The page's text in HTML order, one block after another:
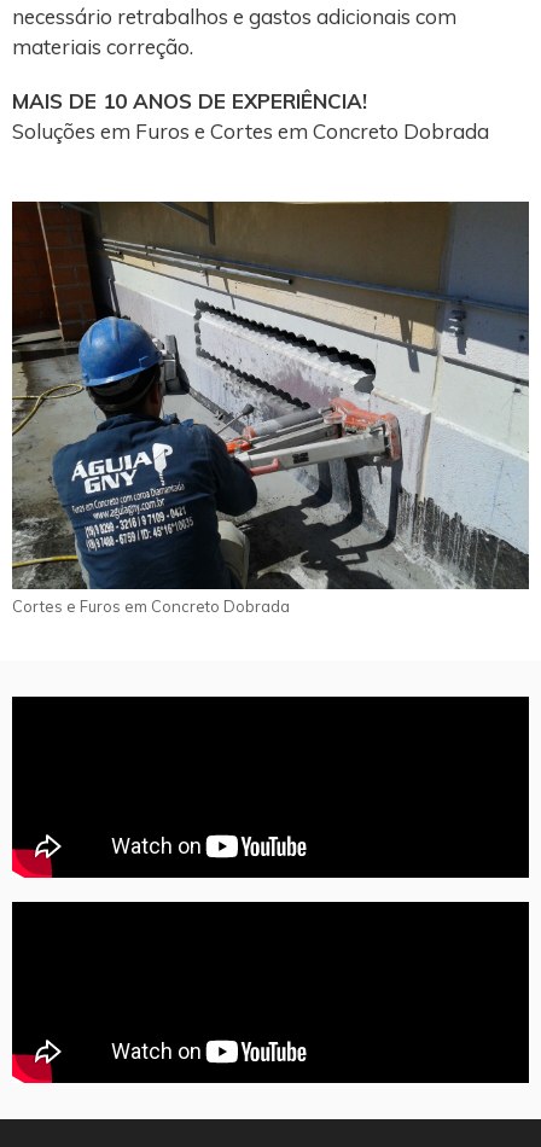
necessário retrabalhos e gastos adicionais com
materiais correção.
MAIS DE 10 ANOS DE EXPERIÊNCIA!
Soluções em Furos e Cortes em Concreto Dobrada
Cortes e Furos em Concreto Dobrada